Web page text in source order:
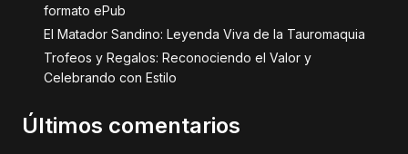
formato ePub
El Matador Sandino: Leyenda Viva de la Tauromaquia
Trofeos y Regalos: Reconociendo el Valor y
Celebrando con Estilo
Últimos comentarios